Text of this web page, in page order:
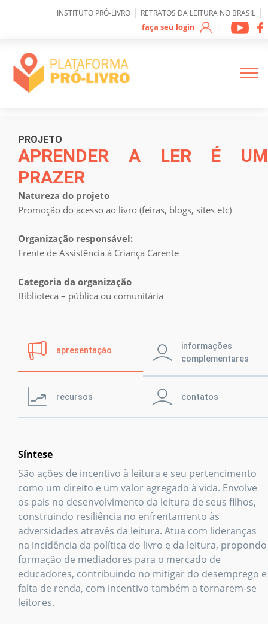
INSTITUTO PRÓ-LIVRO | RETRATOS DA LEITURA NO BRASIL |
faça seu login |
Sobre IPL
Como funciona a
plataforma
Mapeamento de
Retratos da
Biblioteca
PROJETO
APRENDER A LER É UM
PRAZER
Natureza do projeto
Promoção do acesso ao livro (feiras, blogs, sites etc)
Organização responsável:
Frente de Assistência à Criança Carente
Categoria da organização
Biblioteca – pública ou comunitária
apresentação
informações
complementares
recursos contatos
Síntese
São ações de incentivo à leitura e seu pertencimento
como um direito e um valor agregado à vida. Envolve
os pais no desenvolvimento da leitura de seus filhos,
construindo resiliência no enfrentamento às
adversidades através da leitura. Atua com lideranças
na incidência da política do livro e da leitura, propondo
formação de mediadores para o mercado de
educadores, contribuindo no mitigar do desemprego e
falta de renda, com incentivo também a tornarem-se
leitores.